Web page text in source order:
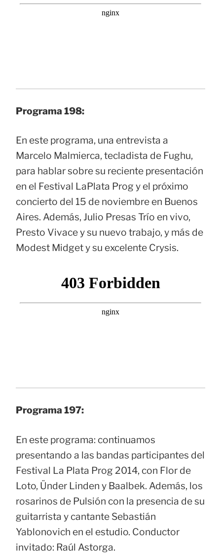
Programa 198:
En este programa, una entrevista a
Marcelo Malmierca, tecladista de Fughu,
para hablar sobre su reciente presentación
en el Festival LaPlata Prog y el próximo
concierto del 15 de noviembre en Buenos
Aires. Además, Julio Presas Trío en vivo,
Presto Vivace y su nuevo trabajo, y más de
Modest Midget y su excelente Crysis.
Programa 197:
En este programa: continuamos
presentando a las bandas participantes del
Festival La Plata Prog 2014, con Flor de
Loto, Ünder Linden y Baalbek. Además, los
rosarinos de Pulsión con la presencia de su
guitarrista y cantante Sebastián
Yablonovich en el estudio. Conductor
invitado: Raúl Astorga.